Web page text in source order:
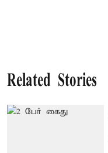
Related Stories